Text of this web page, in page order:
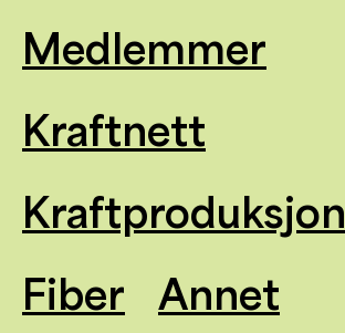
Medlemmer
Kraftnett
Kraftproduksjon
Fiber
Annet